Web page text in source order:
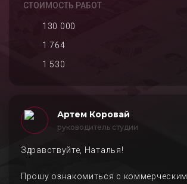
СТОИМОСТЬ РАБОТ
130 000
1 764
1 530
Артем Коровай
руководитель студии
Здравствуйте, Наталья!
Прошу ознакомиться с коммерческим